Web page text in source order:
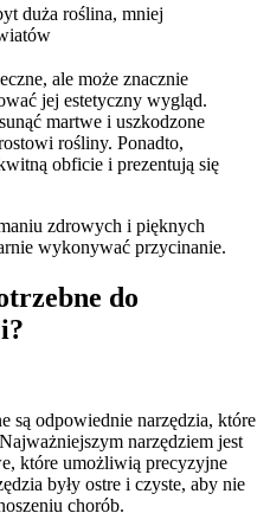
duża roślina, mniej
ale może znacznie
jej estetyczny wygląd.
martwe i uszkodzone
rośliny. Ponadto,
obficie i prezentują się
zdrowych i pięknych
wykonywać przycinanie.
do
są odpowiednie narzędzia, które
narzędziem jest
które umożliwią precyzyjne
były ostre i czyste, aby nie
chorób.